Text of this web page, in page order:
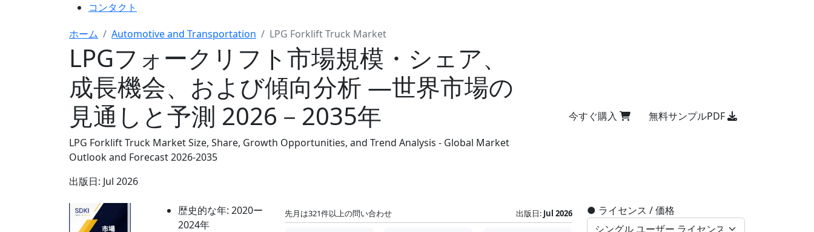
コンタクト
ホーム Automotive and Transportation LPG Forklift Truck Market
LPGフォークリフト市場規模・シェア、
成長機会、および傾向分析 ―世界市場の
見通しと予測 2026－2035年
LPG Forklift Truck Market Size, Share, Growth Opportunities, and Trend Analysis - Global Market
Outlook and Forecast 2026-2035
出版日: Jul 2026
今すぐ購入 無料サンプルPDF
歴史的な年: 2020ー
2024年
先月は321件以上の問い合わせ 出版日: Jul 2026 ● ライセンス / 価格